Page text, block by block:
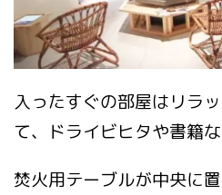
入ったすぐの部屋はリラ
て、ドライビヒタや書籍
焚火用テーブルが中央に